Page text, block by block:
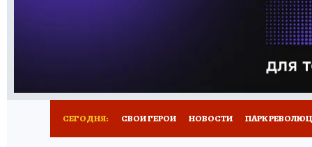
СЕГОДНЯ: СВОИ ГЕРОИ НОВОСТИ ПАРК